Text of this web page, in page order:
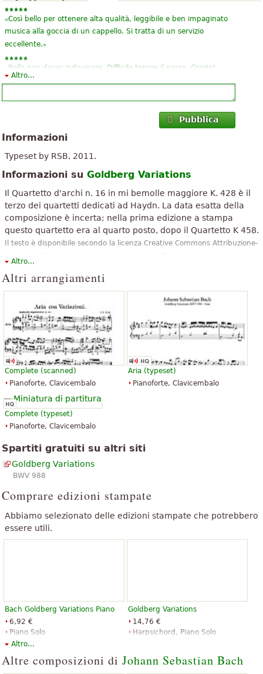
«Così bello per ottenere alta qualità, leggibile e ben impaginato
musica alla goccia di un cappello. Si tratta di un servizio
eccellente.»
Bello non dover indovinare. Difficile tenere il passo. Grazie!
Io mi si adattano bene alle difficoltà. Grazie!»
«kjascnsòcm»
Altro...
Pubblica
Informazioni
Typeset by RSB, 2011.
Informazioni su Goldberg Variations
Il Quartetto d'archi n. 16 in mi bemolle maggiore K. 428 è il
terzo dei quartetti dedicati ad Haydn. La data esatta della
composizione è incerta; nella prima edizione a stampa
questo quartetto era al quarto posto, dopo il Quartetto K 458.
Il testo è disponibile secondo la licenza Creative Commons Attribuzione-
Altro...
Altri arrangiamenti
Complete (scanned)
Pianoforte, Clavicembalo
Aria (typeset)
Pianoforte, Clavicembalo
Complete (typeset)
Pianoforte, Clavicembalo
Spartiti gratuiti su altri siti
Goldberg Variations
BWV 988
Comprare edizioni stampate
Abbiamo selezionato delle edizioni stampate che potrebbero
essere utili.
Bach Goldberg Variations Piano
6,92 €
Piano Solo
Dover Publications
Goldberg Variations
14,76 €
Harpsichord, Piano Solo
Altro...
Altre composizioni di Johann Sebastian Bach